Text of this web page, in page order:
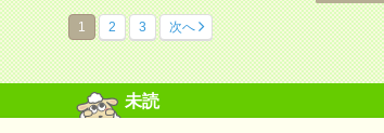
1 2 3 次へ
未読